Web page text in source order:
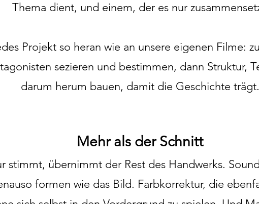
Thema dient, und einem, der es nur
Projekt so heran wie an unsere eigenen Filme:
sezieren und bestimmen, dann Struktur,
darum herum bauen, damit die Geschichte trägt.
Mehr als der Schnitt
stimmt, übernimmt der Rest des Handwerks.
formen wie das Bild. Farbkorrektur, die